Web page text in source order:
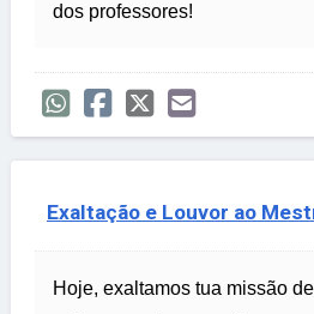
dos professores!
Exaltação e Louvor ao
Hoje, exaltamos tua missão